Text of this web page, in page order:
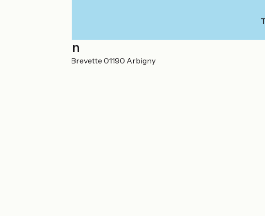
Localisation
404 Chemin de la Brevette 01190 Arbigny